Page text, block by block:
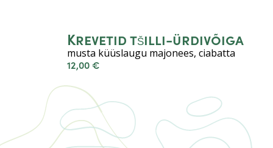
Krevetid tšilli-ürdivõiga
musta küüslaugu majonees, ciabatta
12,00 €